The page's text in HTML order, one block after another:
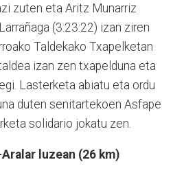
zuten eta Aritz Munarriz
(3:23:22) izan ziren
Taldekako Txapelketan
izan zen txapelduna eta
Lasterketa abiatu eta ordu
duten senitartekoen Asfape
solidario jokatu zen.
luzean (26 km)